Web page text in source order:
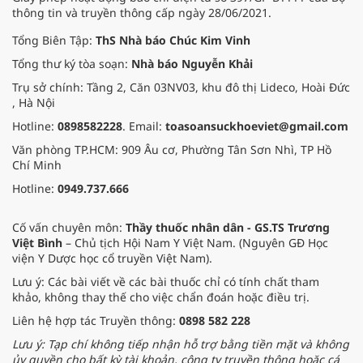
thông tin và truyền thông cấp ngày 28/06/2021.
Tổng Biên Tập: ThS Nhà báo Chúc Kim Vinh
Tổng thư ký tòa soạn: Nhà báo Nguyễn Khải
Trụ sở chính: Tầng 2, Căn 03NV03, khu đô thị Lideco, Hoài Đức
, Hà Nội
Hotline: 0898582228. Email: toasoansuckhoeviet@gmail.com
Văn phòng TP.HCM: 909 Âu cơ, Phường Tân Sơn Nhì, TP Hồ
Chí Minh
Hotline: 0949.737.666
Cố vấn chuyên môn: Thầy thuốc nhân dân - GS.TS Trương
Việt Bình – Chủ tịch Hội Nam Y Việt Nam. (Nguyên GĐ Học
viện Y Dược học cổ truyền Việt Nam).
Lưu ý: Các bài viết về các bài thuốc chỉ có tính chất tham
khảo, không thay thế cho việc chẩn đoán hoặc điều trị.
Liên hệ hợp tác Truyền thông: 0898 582 228
Lưu ý: Tạp chí không tiếp nhận hỗ trợ bằng tiền mặt và không
ủy quyền cho bất kỳ tài khoản, công ty truyền thông hoặc cá